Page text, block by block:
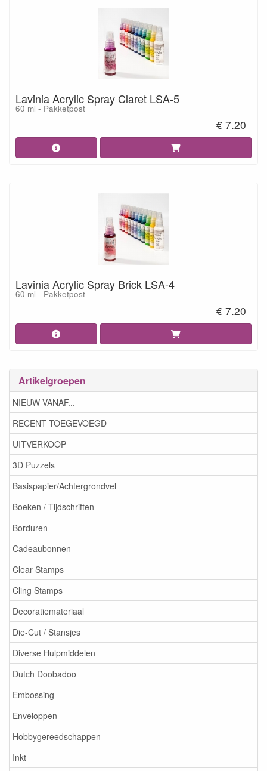
Artikelgroepen
NIEUW VANAF...
RECENT TOEGEVOEGD
UITVERKOOP
3D Puzzels
Basispapier/Achtergrondvel
Boeken / Tijdschriften
Borduren
Cadeaubonnen
Clear Stamps
Cling Stamps
Decoratiemateriaal
Die-Cut / Stansjes
Diverse Hulpmiddelen
Dutch Doobadoo
Embossing
Enveloppen
Hobbygereedschappen
Inkt
Lavinia Acrylic Spray Claret LSA-5
60 ml - Pakketpost
€ 7.20
Lavinia Acrylic Spray Brick LSA-4
60 ml - Pakketpost
€ 7.20